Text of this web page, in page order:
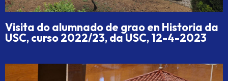
Visita do alumnado de grao en Historia da
USC, curso 2022/23, da USC, 12-4-2023